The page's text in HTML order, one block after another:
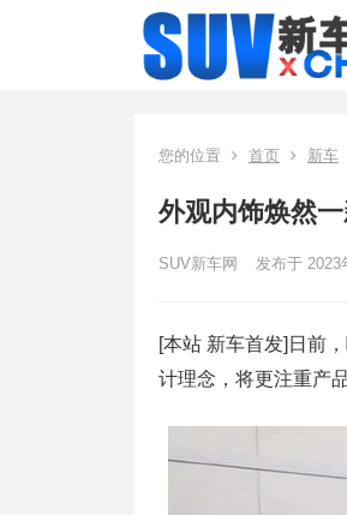
您的位置 首页 新车
外观内饰焕然
SUV新车网 发布于 2023
[本站 新车首发]日前
计理念，将更注重产